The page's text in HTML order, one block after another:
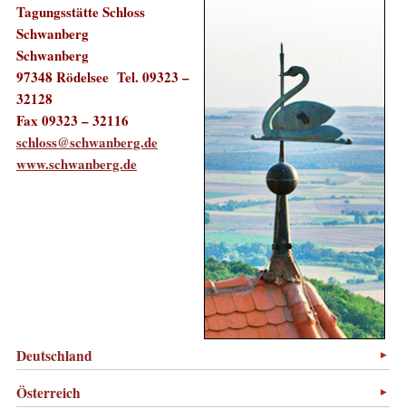
Deutschland
Österreich
Tagungsstätte Schloss
Schwanberg
Schwanberg
97348 Rödelsee Tel. 09323 –
32128
Fax 09323 – 32116
schloss@schwanberg.de
www.schwanberg.de